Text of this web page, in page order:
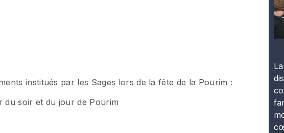
institués par les Sages lors de la fête de la Pourim :
du soir et du jour de Pourim